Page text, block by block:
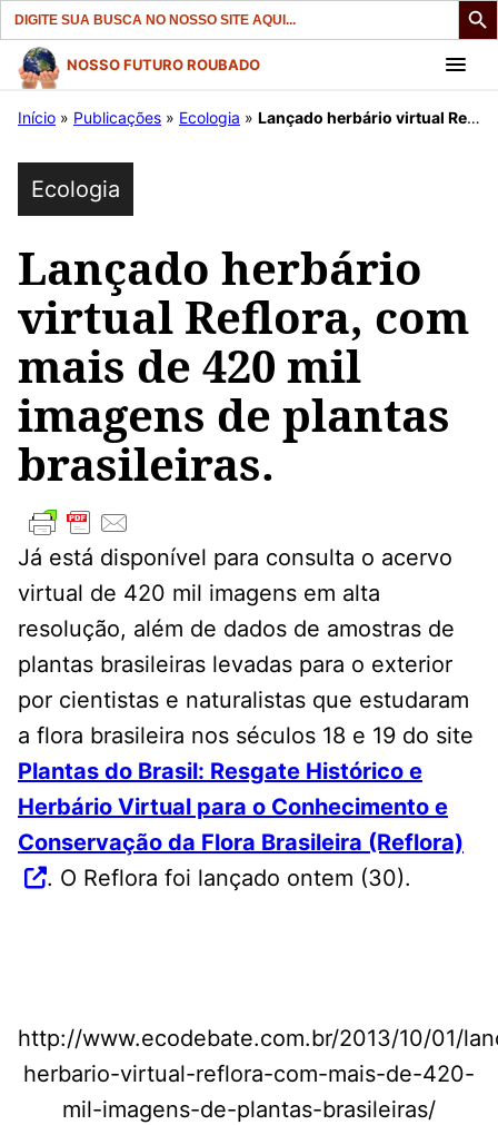
Search
for:
Pular
para
conteúdo
NOSSO FUTURO ROUBADO
Início » Publicações » Ecologia » Lançado herbário virtual Reflora, com mais de 420 mil imagens de plantas brasileiras.
Ecologia
Lançado herbário
virtual Reflora, com
mais de 420 mil
imagens de plantas
brasileiras.
Já está disponível para consulta o acervo
virtual de 420 mil imagens em alta
resolução, além de dados de amostras de
plantas brasileiras levadas para o exterior
por cientistas e naturalistas que estudaram
a flora brasileira nos séculos 18 e 19 do site
Plantas do Brasil: Resgate Histórico e
Herbário Virtual para o Conhecimento e
Conservação da Flora Brasileira (Reflora)
. O Reflora foi lançado ontem (30).
http://www.ecodebate.com.br/2013/10/01/
herbario-virtual-reflora-com-mais-de-420-
mil-imagens-de-plantas-brasileiras/